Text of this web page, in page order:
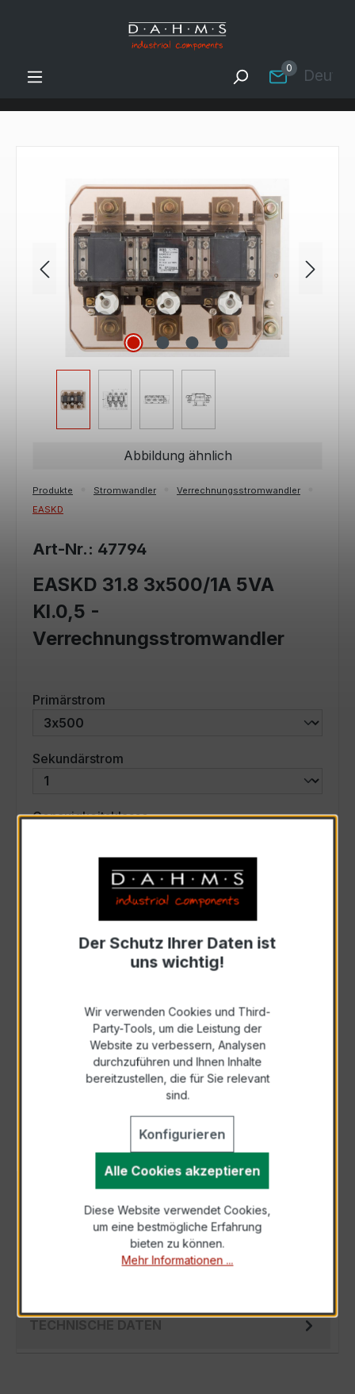
Zum Hauptinhalt springen
0
Bildergalerie überspringen
Abbildung ähnlich
Produkte Stromwandler
Verrechnungsstromwandler
EASKD
Art-Nr.: 47794
EASKD 31.8 3x500/1A 5VA
Kl.0,5 -
Verrechnungsstromwandler
Primärstrom
Sekundärstrom
Genauigkeitsklasseauswählen
Scheinleistung (VA)auswählen
Auswahl zurücksetzen
Anfrage schriftlich
Als PDF exportieren
Der EASKD 31.8 3x500/1A 5VA Kl.0,5 ist ein
kompakter, hochpräziser Niederspannungs-
Verrechnungsstromwandler der bewährten
TECHNISCHE DATEN
Der Schutz Ihrer Daten ist
uns wichtig!
Wir verwenden Cookies und Third-
Party-Tools, um die Leistung der
Website zu verbessern, Analysen
durchzuführen und Ihnen Inhalte
bereitzustellen, die für Sie relevant
sind.
Konfigurieren
Alle Cookies akzeptieren
Diese Website verwendet Cookies,
um eine bestmögliche Erfahrung
bieten zu können.
Mehr Informationen ...